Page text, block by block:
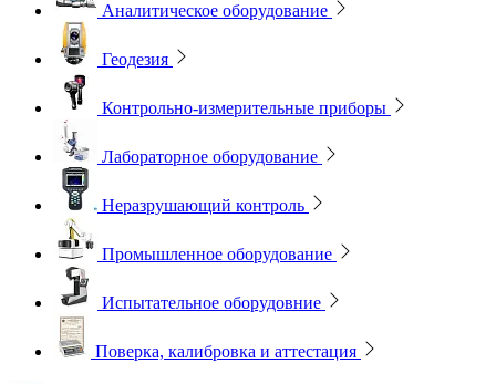
Аналитическое оборудование
Геодезия
Контрольно-измерительные приборы
Лабораторное оборудование
Неразрушающий контроль
Промышленное оборудование
Испытательное оборудовние
Поверка, калибровка и аттестация